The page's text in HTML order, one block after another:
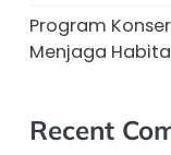
Program
Menjaga
Recent